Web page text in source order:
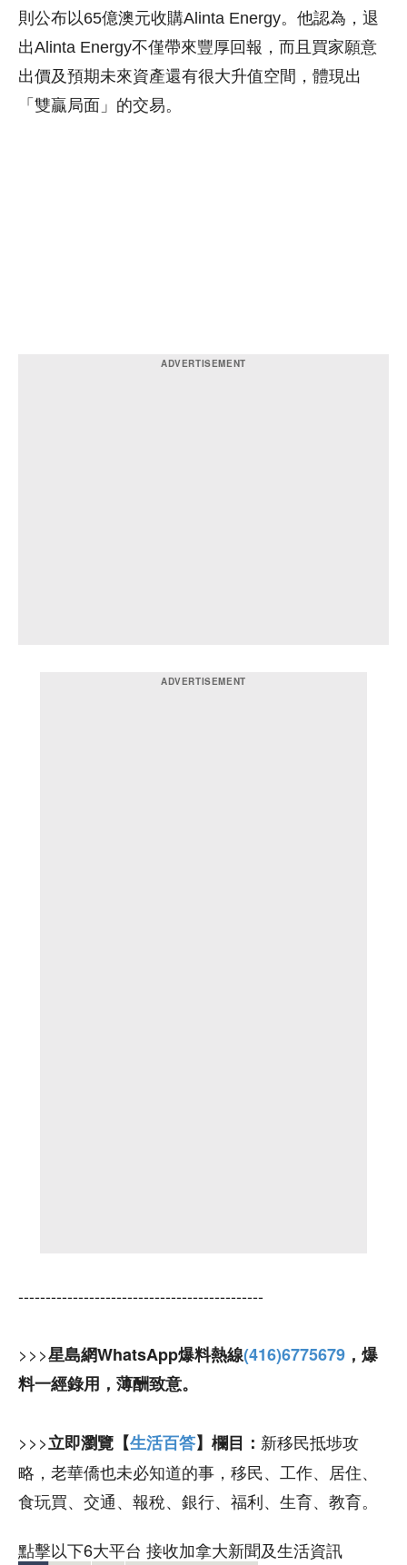
則公布以65億澳元收購Alinta Energy。他認為，退
出Alinta Energy不僅帶來豐厚回報，而且買家願意
出價及預期未來資產還有很大升值空間，體現出
「雙贏局面」的交易。
---------------------------------------------
>>>星島網WhatsApp爆料熱線(416)6775679 ，爆
料一經錄用，薄酬致意。
>>>立即瀏覽【生活百答】欄目： 新移民抵埗攻
略，老華僑也未必知道的事，移民、工作、居住、
食玩買、交通、報稅、銀行、福利、生育、教育。
點擊以下6大平台 接收加拿大新聞及生活資訊